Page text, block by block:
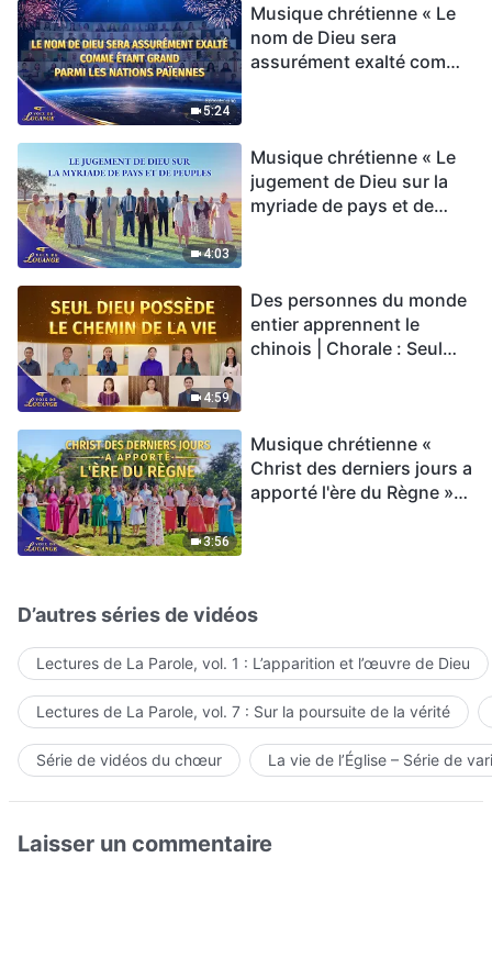
5:24
Musique chrétienne « Le
nom de Dieu sera
assurément exalté comme
2026
4:03
Musique chrétienne « Le
jugement de Dieu sur la
myriade de pays et de
4:59
Des personnes du monde
entier apprennent le
chinois | Chorale : Seul
3:56
Musique chrétienne «
Christ des derniers jours a
apporté l'ère du Règne »
D’autres séries de vidéos
Lectures de La Parole, vol. 1 : L’apparition et l’œuvre de Dieu
Lectures de La Parole, vol. 7 : Sur la poursuite de la vérité
Série de vidéos du chœur La vie de l’Église – Série de
Laisser un commentaire